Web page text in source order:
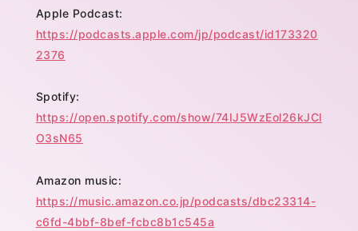
Apple Podcast:
https://podcasts.apple.com/jp/podcast/id173320
2376
Spotify:
https://open.spotify.com/show/74IJ5WzEol26kJCl
O3sN65
Amazon music:
https://music.amazon.co.jp/podcasts/dbc23314-
c6fd-4bbf-8bef-fcbc8b1c545a